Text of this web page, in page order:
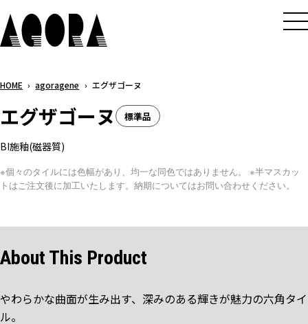
メ
イ
ン
ン
ツ
へ
ス
キ
プ
HOME › agoragene › エグザゴーヌ
エグザゴーヌ 標準品
BI施釉(磁器質)
※個々のタイルには色幅があり、均一な同色ではありません。 ※半マスカッ
トはご注文後に加工いたします。納期についてはお問い合わせください。
About This Product
やわらかな曲面が生み出す、深みのある輝きが魅力の六角タイ
ル。